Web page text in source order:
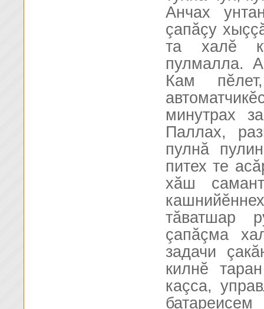
Анчах
çапăçу
та халĕ
пулмалла.
Кам
минутрах
Паллах,
пулнă
питех те
хăш
тăватшар
çапăçма
задачи
килнĕ
каçса,